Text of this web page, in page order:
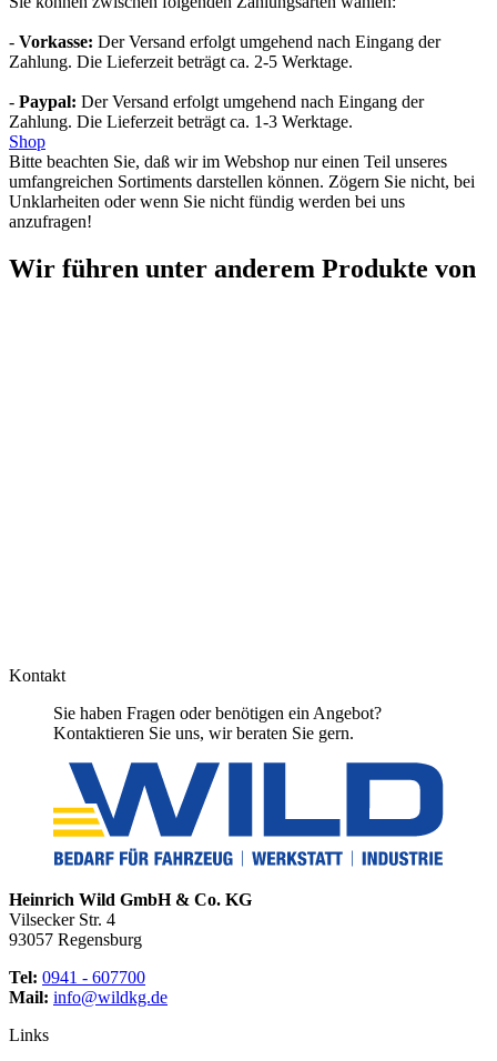
- Vorkasse: Der Versand erfolgt umgehend nach Eingang der
Zahlung. Die Lieferzeit beträgt ca. 2-5 Werktage.
- Paypal: Der Versand erfolgt umgehend nach Eingang der
Zahlung. Die Lieferzeit beträgt ca. 1-3 Werktage.
Shop
Bitte beachten Sie, daß wir im Webshop nur einen Teil unseres
umfangreichen Sortiments darstellen können. Zögern Sie nicht, bei
Unklarheiten oder wenn Sie nicht fündig werden bei uns
anzufragen!
Wir führen unter anderem Produkte von
Kontakt
Sie haben Fragen oder benötigen ein Angebot?
Kontaktieren Sie uns, wir beraten Sie gern.
Heinrich Wild GmbH & Co. KG
Vilsecker Str. 4
93057 Regensburg
Tel: 0941 - 607700
Mail: info@wildkg.de
Links